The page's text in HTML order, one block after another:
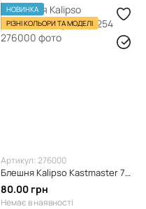
НОВИНКА
РІЗНІ КОЛЬОРИ ТА МОДЕЛІ
Артикул: 276000
Блешня Kalipso Kastmaster 7g, колір 254
80.00 грн
Немає в наявності